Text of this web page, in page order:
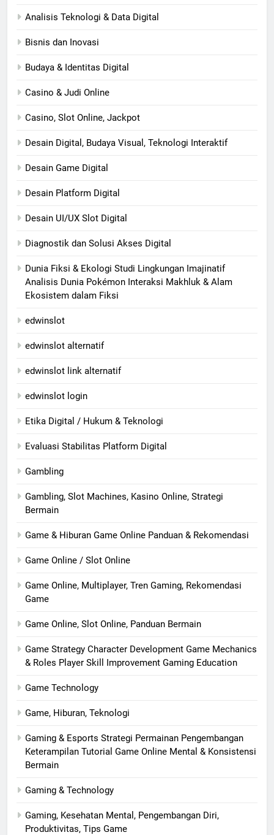
Analisis Teknologi & Data Digital
Bisnis dan Inovasi
Budaya & Identitas Digital
Casino & Judi Online
Casino, Slot Online, Jackpot
Desain Digital, Budaya Visual, Teknologi Interaktif
Desain Game Digital
Desain Platform Digital
Desain UI/UX Slot Digital
Diagnostik dan Solusi Akses Digital
Dunia Fiksi & Ekologi Studi Lingkungan Imajinatif
Analisis Dunia Pokémon Interaksi Makhluk & Alam
Ekosistem dalam Fiksi
edwinslot
edwinslot alternatif
edwinslot link alternatif
edwinslot login
Etika Digital / Hukum & Teknologi
Evaluasi Stabilitas Platform Digital
Gambling
Gambling, Slot Machines, Kasino Online, Strategi
Bermain
Game & Hiburan Game Online Panduan & Rekomendasi
Game Online / Slot Online
Game Online, Multiplayer, Tren Gaming, Rekomendasi
Game
Game Online, Slot Online, Panduan Bermain
Game Strategy Character Development Game Mechanics
& Roles Player Skill Improvement Gaming Education
Game Technology
Game, Hiburan, Teknologi
Gaming & Esports Strategi Permainan Pengembangan
Keterampilan Tutorial Game Online Mental & Konsistensi
Bermain
Gaming & Technology
Gaming, Kesehatan Mental, Pengembangan Diri,
Produktivitas, Tips Game